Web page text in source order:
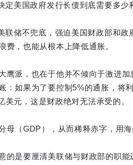
定美国政府发行长债到底需要多少
联储不兜底，强迫美国财政部和
费，也能从根本上降低通胀。
鹰派，也在于他并不倾向于激进
：如果为了要控制5%的通胀，将
美元，这是财政绝对无法承受的。
母（GDP），从而稀释赤字，用
的是要厘清美联储与财政部的职